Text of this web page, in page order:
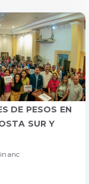
DE PESOS EN
SUR Y